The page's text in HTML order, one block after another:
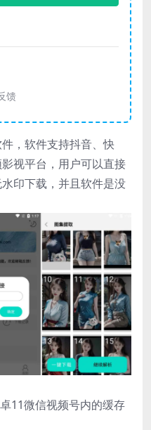
馈
，软件支持抖音、快
视平台，用户可以直接
印下载，并且软件是没
11微信视频号内的缓存